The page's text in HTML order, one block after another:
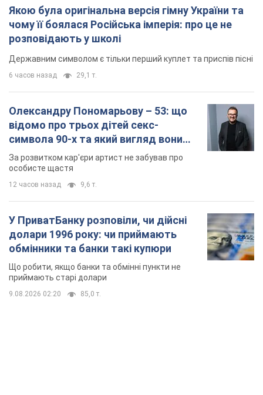
Якою була оригінальна версія гімну України та
чому її боялася Російська імперія: про це не
розповідають у школі
Державним символом є тільки перший куплет та приспів пісні
6 часов назад 29,1 т.
Олександру Пономарьову – 53: що
відомо про трьох дітей секс-
символа 90-х та який вигляд вони
мають
За розвитком кар'єри артист не забував про
особисте щастя
12 часов назад 9,6 т.
У ПриватБанку розповіли, чи дійсні
долари 1996 року: чи приймають
обмінники та банки такі купюри
Що робити, якщо банки та обмінні пункти не
приймають старі долари
9.08.2026 02:20 85,0 т.